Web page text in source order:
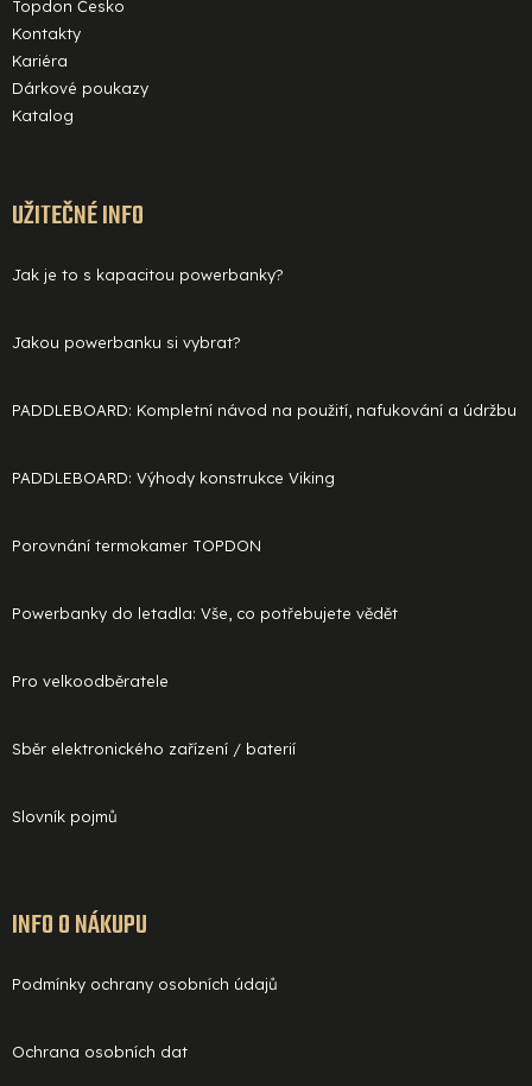
Topdon Česko
Kontakty
Kariéra
Dárkové poukazy
Katalog
UŽITEČNÉ INFO
Jak je to s kapacitou powerbanky?
Jakou powerbanku si vybrat?
PADDLEBOARD: Kompletní návod na použití, nafukování a údržbu
PADDLEBOARD: Výhody konstrukce Viking
Porovnání termokamer TOPDON
Powerbanky do letadla: Vše, co potřebujete vědět
Pro velkoodběratele
Sběr elektronického zařízení / baterií
Slovník pojmů
INFO O NÁKUPU
Podmínky ochrany osobních údajů
Ochrana osobních dat